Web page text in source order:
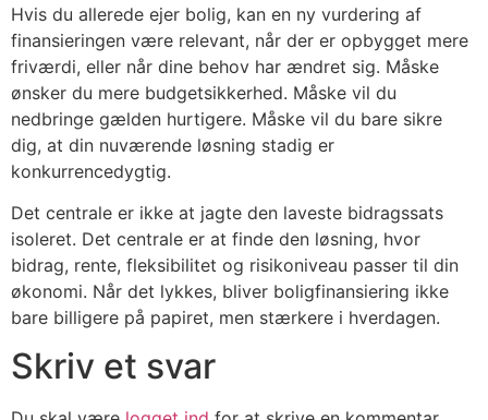
Hvis du allerede ejer bolig, kan en ny vurdering af
finansieringen være relevant, når der er opbygget mere
friværdi, eller når dine behov har ændret sig. Måske
ønsker du mere budgetsikkerhed. Måske vil du
nedbringe gælden hurtigere. Måske vil du bare sikre
dig, at din nuværende løsning stadig er
konkurrencedygtig.
Det centrale er ikke at jagte den laveste bidragssats
isoleret. Det centrale er at finde den løsning, hvor
bidrag, rente, fleksibilitet og risikoniveau passer til din
økonomi. Når det lykkes, bliver boligfinansiering ikke
bare billigere på papiret, men stærkere i hverdagen.
Skriv et svar